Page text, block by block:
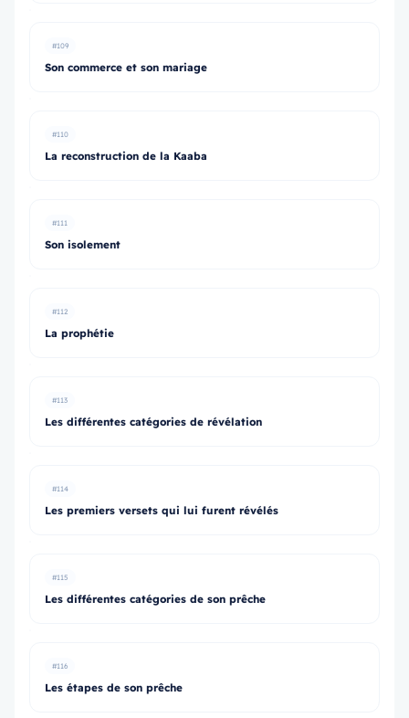
#109
Son commerce et son mariage
#110
La reconstruction de la Kaaba
#111
Son isolement
#112
La prophétie
#113
Les différentes catégories de révélation
#114
Les premiers versets qui lui furent révélés
#115
Les différentes catégories de son prêche
#116
Les étapes de son prêche